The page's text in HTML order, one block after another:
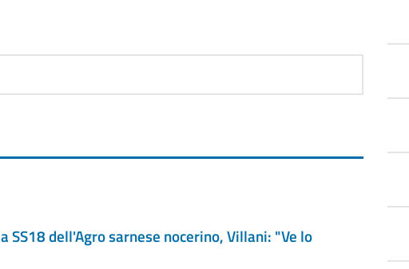
dell'Agro sarnese nocerino, Villani: "Ve lo